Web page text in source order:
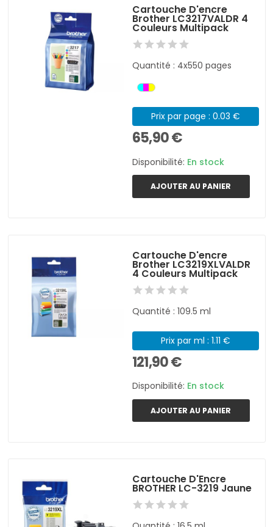
Cartouche D'encre
Brother LC3217VALDR 4
Couleurs Multipack
Quantité : 4x550 pages
Prix par page : 0.03 €
65,90 €
Disponibilité: En stock
AJOUTER AU PANIER
Cartouche D'encre
Brother LC3219XLVALDR
4 Couleurs Multipack
Quantité : 109.5 ml
Prix par ml : 1.11 €
121,90 €
Disponibilité: En stock
AJOUTER AU PANIER
Cartouche D'Encre
BROTHER LC-3219 Jaune